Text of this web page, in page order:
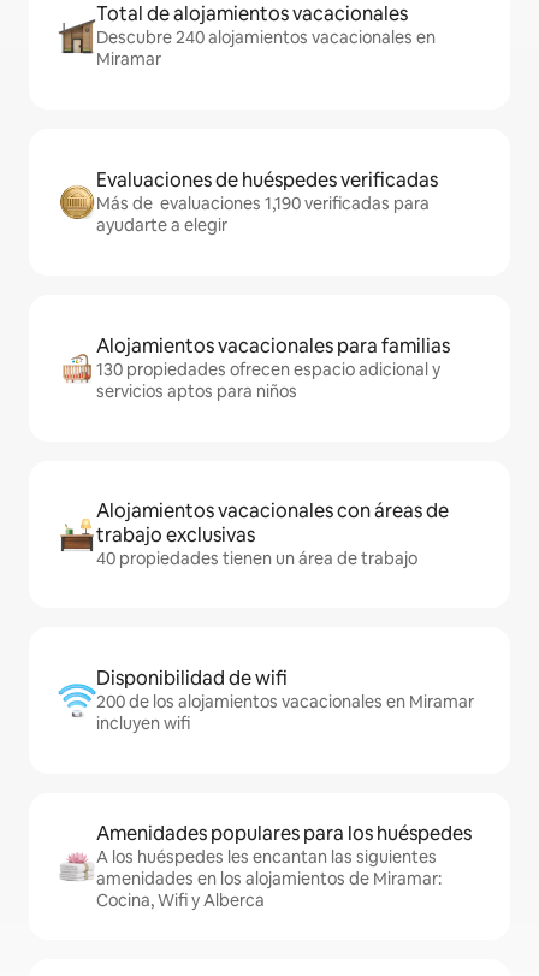
Total de alojamientos vacacionales
Descubre 240 alojamientos vacacionales en
Miramar
Evaluaciones de huéspedes verificadas
Más de evaluaciones 1,190 verificadas para
ayudarte a elegir
Alojamientos vacacionales para familias
130 propiedades ofrecen espacio adicional y
servicios aptos para niños
Alojamientos vacacionales con áreas de
trabajo exclusivas
40 propiedades tienen un área de trabajo
Disponibilidad de wifi
200 de los alojamientos vacacionales en Miramar
incluyen wifi
Amenidades populares para los huéspedes
A los huéspedes les encantan las siguientes
amenidades en los alojamientos de Miramar:
Cocina, Wifi y Alberca